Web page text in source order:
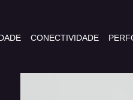
CONECTIVIDADE